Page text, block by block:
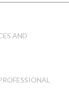
AND